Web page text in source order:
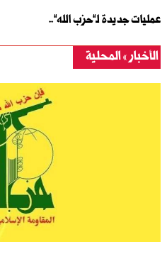
عمليات جديدة لـ”حزب الله”..
الأخبار المحلية